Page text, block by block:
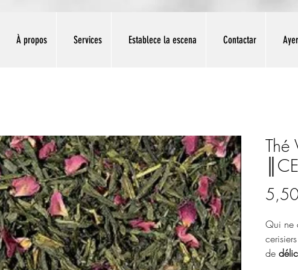
À propos Services Establece la escena Contactar Ayer
Thé
Qui ne
de